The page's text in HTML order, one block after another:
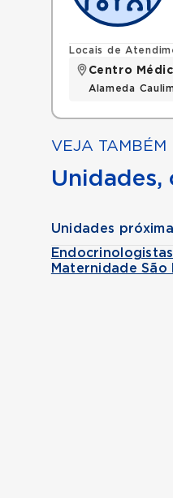
Locais de
Centro
Alameda
VEJA TAMBÉM
Unidades,
Unidades
Maternidade São